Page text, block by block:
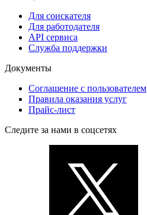
Для соискателя
Для работодателя
API сервиса
Служба поддержки
Документы
Соглашение с пользователем
Правила оказания услуг
Прайс-лист
Следите за нами в соцсетях